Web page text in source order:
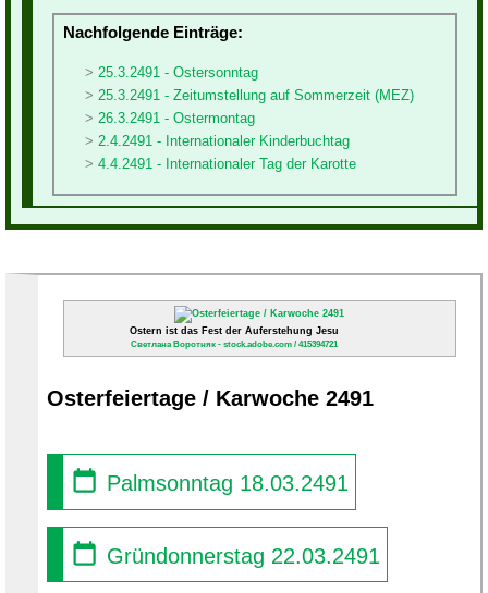
Nachfolgende Einträge:
25.3.2491 - Ostersonntag
25.3.2491 - Zeitumstellung auf Sommerzeit (MEZ)
26.3.2491 - Ostermontag
2.4.2491 - Internationaler Kinderbuchtag
4.4.2491 - Internationaler Tag der Karotte
Ostern ist das Fest der Auferstehung Jesu
Светлана Воротняк - stock.adobe.com / 415394721
Osterfeiertage / Karwoche 2491
Palmsonntag 18.03.2491
Gründonnerstag 22.03.2491